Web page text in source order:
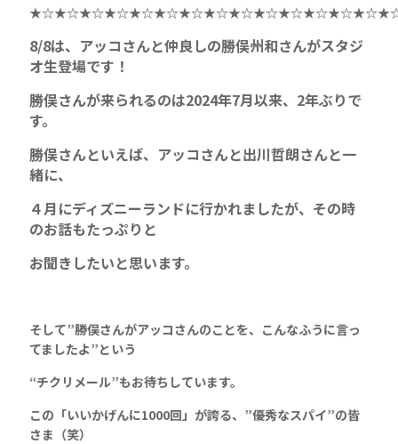
8/8は、アッコさんと仲良しの勝俣州和さんがスタジ
オ生登場です！
勝俣さんが来られるのは2024年7月以来、2年ぶりで
す。
勝俣さんといえば、アッコさんと出川哲朗さんと一
緒に、
４月にディズニーランドに行かれましたが、その時
のお話もたっぷりと
お聞きしたいと思います。
そして”勝俣さんがアッコさんのことを、こんなふうに言っ
てましたよ”という
“チクリメール”もお待ちしています。
この「いいかげんに1000回」が誇る、”優秀なスパイ”の皆
さま（笑）